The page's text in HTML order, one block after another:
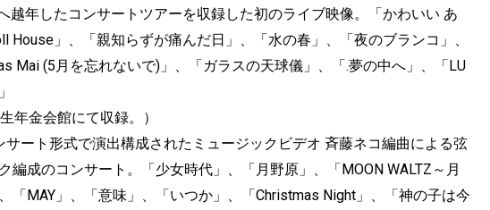
越年したコンサートツアーを収録した初のライブ映像。「かわいい あ
House」、「親知らずが痛んだ日」、「水の春」、「夜のブランコ」、
Mai (5月を忘れないで)」、「ガラスの天球儀」、「.夢の中へ」、「LU
年金会館にて収録。）
ート形式で演出構成されたミュージックビデオ ⻫藤ネコ編曲による弦
編成のコンサート。「少女時代」、「月野原」、「MOON WALTZ～月
「MAY」、「意味」、「いつか」、「Christmas Night」、「神の子は今